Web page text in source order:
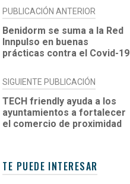
NAVEGACIÓN
DE
ENTRADAS
PUBLICACIÓN ANTERIOR
Benidorm se suma a la Red
Innpulso en buenas
prácticas contra el Covid-19
SIGUIENTE PUBLICACIÓN
TECH friendly ayuda a los
ayuntamientos a fortalecer
el comercio de proximidad
TE PUEDE INTERESAR